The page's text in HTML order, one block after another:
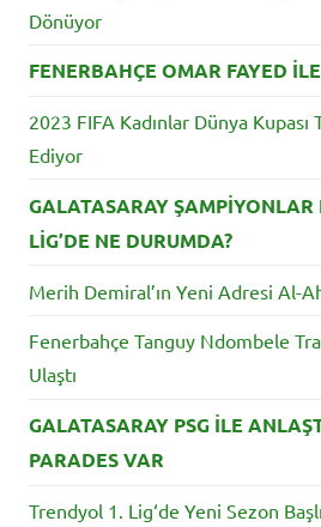
Dönüyor
FENERBAHÇE OMAR FAYED
2023 FIFA Kadınlar Dünya Kupası
Ediyor
GALATASARAY ŞAMPİYONLAR
LİG’DE NE DURUMDA?
Merih Demiral’ın Yeni Adresi Al-
Fenerbahçe Tanguy Ndombele
Ulaştı
GALATASARAY PSG İLE
PARADES VAR
Trendyol 1. Lig‘de Yeni Sezon